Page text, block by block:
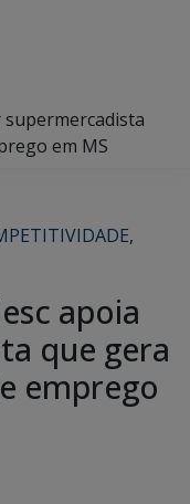
supermercadista
em MS
,
apoia
que gera
emprego